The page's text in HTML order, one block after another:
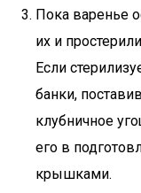
Пока варенье
их и
Если
банки,
клубничное
его в
крышками.